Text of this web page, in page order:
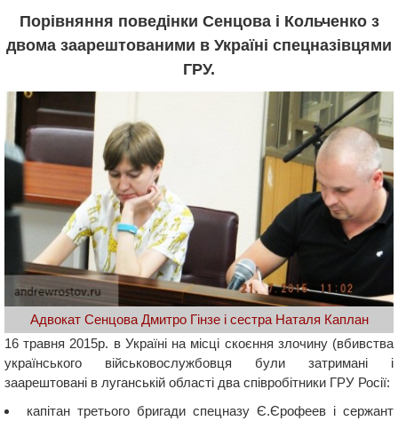
Порівняння поведінки Сенцова і Кольченко з
двома заарештованими в Україні спецназівцями
ГРУ.
Адвокат Сенцова Дмитро Гінзе і сестра Наталя Каплан
16 травня 2015р. в Україні на місці скоєння злочину (вбивства
українського військовослужбовця були затримані і
заарештовані в луганській області два співробітники ГРУ Росії:
капітан третього бригади спецназу Є.Єрофеев і сержант